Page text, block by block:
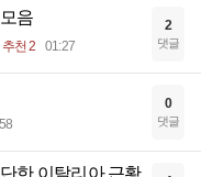
음
추천 2 01:27
2
댓글
0
댓글
한 이탈리아 근황